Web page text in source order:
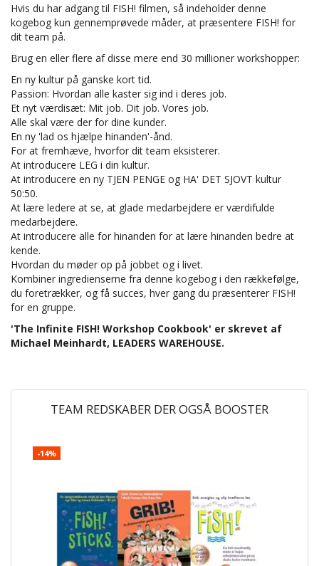
Hvis du har adgang til FISH! filmen, så indeholder denne
kogebog kun gennemprøvede måder, at præsentere FISH! for
dit team på.
Brug en eller flere af disse mere end 30 millioner workshopper:
En ny kultur på ganske kort tid.
Passion: Hvordan alle kaster sig ind i deres job.
Et nyt værdisæt: Mit job. Dit job. Vores job.
Alle skal være der for dine kunder.
En ny 'lad os hjælpe hinanden'-ånd.
For at fremhæve, hvorfor dit team eksisterer.
At introducere LEG i din kultur.
At introducere en ny TJEN PENGE og HA' DET SJOVT kultur
50:50.
At lære ledere at se, at glade medarbejdere er værdifulde
medarbejdere.
At introducere alle for hinanden for at lære hinanden bedre at
kende.
Hvordan du møder op på jobbet og i livet.
Kombiner ingredienserne fra denne kogebog i den rækkefølge,
du foretrækker, og få succes, hver gang du præsenterer FISH!
for en gruppe.
'The Infinite FISH! Workshop Cookbook' er skrevet af
Michael Meinhardt, LEADERS WAREHOUSE.
TEAM REDSKABER DER OGSÅ BOOSTER
-14%